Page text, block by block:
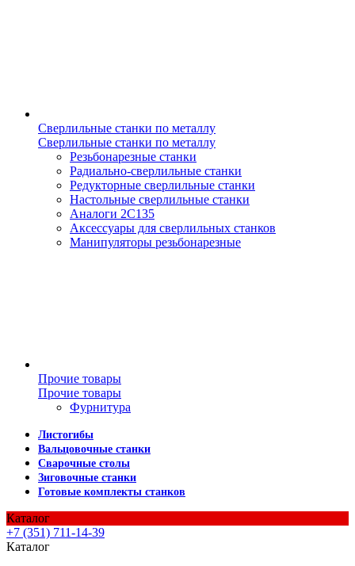
Сверлильные станки по металлу
Сверлильные станки по металлу
Резьбонарезные станки
Радиально-сверлильные станки
Редукторные сверлильные станки
Настольные сверлильные станки
Аналоги 2С135
Аксессуары для сверлильных станков
Манипуляторы резьбонарезные
Прочие товары
Прочие товары
Фурнитура
Листогибы
Вальцовочные станки
Сварочные столы
Зиговочные станки
Готовые комплекты станков
Каталог
+7 (351) 711-14-39
Каталог